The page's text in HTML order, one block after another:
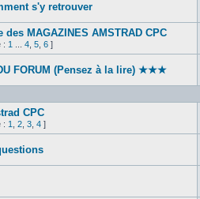
s'y retrouver‎
des MAGAZINES AMSTRAD CPC
: 1 4 5 6 ]
FORUM (Pensez à la lire) ★★★
CPC
: 1 2 3 4 ]